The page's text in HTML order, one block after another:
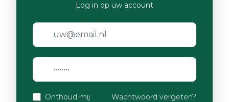
Log in op uw account
Onthoud mij Wachtwoord vergeten?